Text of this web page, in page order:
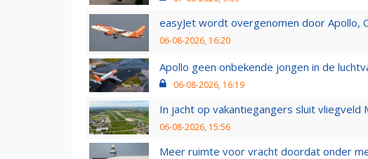
easyJet wordt overgenomen door Apollo,
06-08-2026, 16:20
Apollo geen onbekende jongen in de
06-08-2026, 16:19
In jacht op vakantiegangers sluit vliegveld
06-08-2026, 15:56
Meer ruimte voor vracht doordat onder